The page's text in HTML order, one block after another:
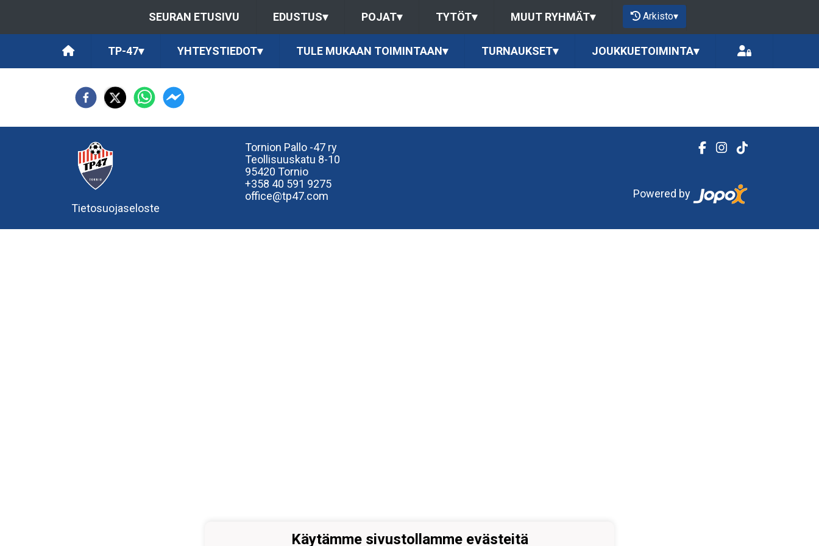
SEURAN ETUSIVU EDUSTUS▾ POJAT▾ TYTÖT▾ MUUT RYHMÄT▾ Arkisto▾
TP-47▾ YHTEYSTIEDOT▾ TULE MUKAAN TOIMINTAAN▾ TURNAUKSET▾ JOUKKUETOIMINTA▾
Tietosuojaseloste
Tornion Pallo -47 ry
Teollisuuskatu 8-10
95420 Tornio
+358 40 591 9275
office@tp47.com
Powered by
Käytämme sivustollamme evästeitä